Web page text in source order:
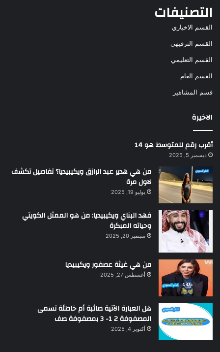
التصنيفات
القسم الاخباري
القسم الترفيهي
القسم التعليمي
القسم العام
قسم المشاهير
الاخيرة
أقرب رقم للمتوسط هو 14
ديسمبر 5, 2025
من هي هدير عبد الرازق ويكيبيديا؟ تفاصيل تكشف
لاول مرة
يوليو 19, 2025
فهد البناي ويكيبيديا: من هو الممثل الكويتي
وحياته المبكرة
سبتمبر 20, 2025
من هي غيثة عصفور ويكيبيديا
أغسطس 27, 2025
هل العبارة الآتية صائبة أم خاطئة تسمى
المصفوفة 2 1- 3 بمصفوفة صف
أكتوبر 4, 2025